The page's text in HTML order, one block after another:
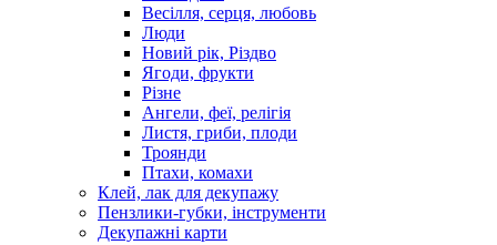
Весілля, серця, любовь
Люди
Новий рік, Різдво
Ягоди, фрукти
Різне
Ангели, феї, релігія
Листя, гриби, плоди
Троянди
Птахи, комахи
Клей, лак для декупажу
Пензлики-губки, інструменти
Декупажні карти